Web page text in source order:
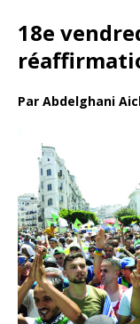
18e
Par Abdelghani